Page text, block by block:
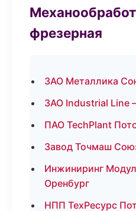
фрезерная
ЗАО Металлика
ЗАО Industrial Line
ПАО TechPlant
Завод Точмаш
Инжиниринг
Оренбург
НПП ТехРесурс